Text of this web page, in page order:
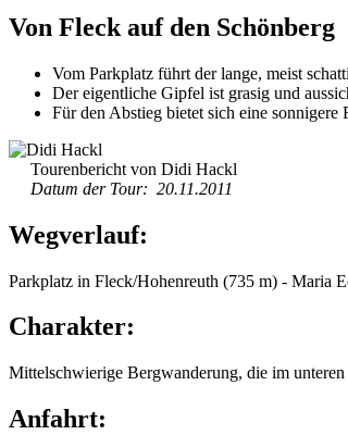
Von Fleck auf den Schönberg
Vom Parkplatz führt der lange, meist
Der eigentliche Gipfel ist grasig und
Für den Abstieg bietet sich eine
Tourenbericht von Didi Hackl
Datum der Tour: 20.11.2011
Wegverlauf:
Parkplatz in Fleck/Hohenreuth (735 m) - Maria
Charakter:
Mittelschwierige Bergwanderung, die im
Anfahrt: